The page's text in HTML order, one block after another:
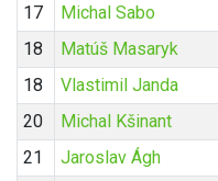
17
Michal Sabo
18
Matúš Masaryk
18
Vlastimil Janda
20
Michal Kšinant
21
Jaroslav Ágh